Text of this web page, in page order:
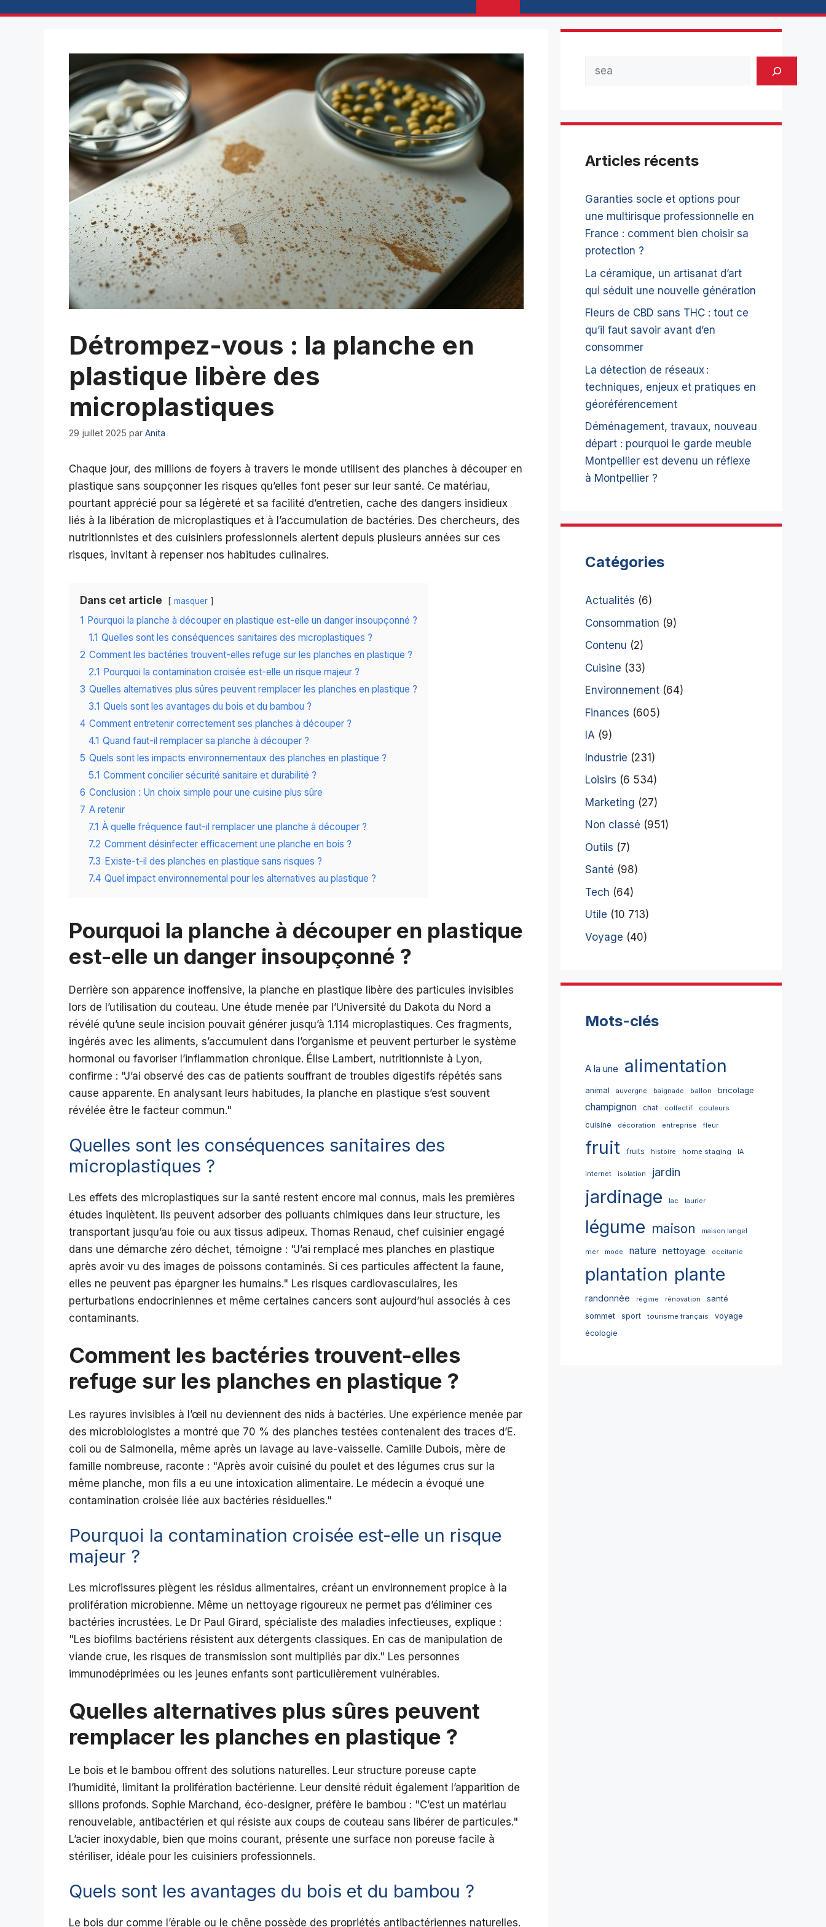
Détrompez-vous : la planche en
plastique libère des
microplastiques
29 juillet 2025 par Anita
Chaque jour, des millions de foyers à travers le monde utilisent des planches à découper en
plastique sans soupçonner les risques qu’elles font peser sur leur santé. Ce matériau,
pourtant apprécié pour sa légèreté et sa facilité d’entretien, cache des dangers insidieux
liés à la libération de microplastiques et à l’accumulation de bactéries. Des chercheurs, des
nutritionnistes et des cuisiniers professionnels alertent depuis plusieurs années sur ces
risques, invitant à repenser nos habitudes culinaires.
Dans cet article masquer
1 Pourquoi la planche à découper en plastique est-elle un danger insoupçonné ?
1.1 Quelles sont les conséquences sanitaires des microplastiques ?
2 Comment les bactéries trouvent-elles refuge sur les planches en plastique ?
2.1 Pourquoi la contamination croisée est-elle un risque majeur ?
3 Quelles alternatives plus sûres peuvent remplacer les planches en plastique ?
3.1 Quels sont les avantages du bois et du bambou ?
4 Comment entretenir correctement ses planches à découper ?
4.1 Quand faut-il remplacer sa planche à découper ?
5 Quels sont les impacts environnementaux des planches en plastique ?
5.1 Comment concilier sécurité sanitaire et durabilité ?
6 Conclusion : Un choix simple pour une cuisine plus sûre
7 A retenir
7.1 À quelle fréquence faut-il remplacer une planche à découper ?
7.2 Comment désinfecter efficacement une planche en bois ?
7.3 Existe-t-il des planches en plastique sans risques ?
7.4 Quel impact environnemental pour les alternatives au plastique ?
Pourquoi la planche à découper en plastique
est-elle un danger insoupçonné ?
Derrière son apparence inoffensive, la planche en plastique libère des particules invisibles
lors de l’utilisation du couteau. Une étude menée par l’Université du Dakota du Nord a
révélé qu’une seule incision pouvait générer jusqu’à 1.114 microplastiques. Ces fragments,
ingérés avec les aliments, s’accumulent dans l’organisme et peuvent perturber le système
hormonal ou favoriser l’inflammation chronique. Élise Lambert, nutritionniste à Lyon,
confirme : J’ai observé des cas de patients souffrant de troubles digestifs répétés sans
cause apparente. En analysant leurs habitudes, la planche en plastique s’est souvent
révélée être le facteur commun.
Quelles sont les conséquences sanitaires des
microplastiques ?
Les effets des microplastiques sur la santé restent encore mal connus, mais les premières
études inquiètent. Ils peuvent adsorber des polluants chimiques dans leur structure, les
transportant jusqu’au foie ou aux tissus adipeux. Thomas Renaud, chef cuisinier engagé
dans une démarche zéro déchet, témoigne : J’ai remplacé mes planches en plastique
après avoir vu des images de poissons contaminés. Si ces particules affectent la faune,
elles ne peuvent pas épargner les humains.
Les risques cardiovasculaires, les
perturbations endocriniennes et même certaines cancers sont aujourd’hui associés à ces
contaminants.
Comment les bactéries trouvent-elles
refuge sur les planches en plastique ?
Les rayures invisibles à l’œil nu deviennent des nids à bactéries. Une expérience menée par
des microbiologistes a montré que 70 % des planches testées contenaient des traces d’E.
coli ou de Salmonella, même après un lavage au lave-vaisselle. Camille Dubois, mère de
famille nombreuse, raconte :
Après avoir cuisiné du poulet et des légumes crus sur la
même planche, mon fils a eu une intoxication alimentaire. Le médecin a évoqué une
contamination croisée liée aux bactéries résiduelles.
Pourquoi la contamination croisée est-elle un risque
majeur ?
Les microfissures piègent les résidus alimentaires, créant un environnement propice à la
prolifération microbienne. Même un nettoyage rigoureux ne permet pas d’éliminer ces
bactéries incrustées. Le Dr Paul Girard, spécialiste des maladies infectieuses, explique :
Les biofilms bactériens résistent aux détergents classiques. En cas de manipulation de
viande crue, les risques de transmission sont multipliés par dix.
Les personnes
immunodéprimées ou les jeunes enfants sont particulièrement vulnérables.
Quelles alternatives plus sûres peuvent
remplacer les planches en plastique ?
Le bois et le bambou offrent des solutions naturelles. Leur structure poreuse capte
l’humidité, limitant la prolifération bactérienne. Leur densité réduit également l’apparition de
sillons profonds. Sophie Marchand, éco-designer, préfère le bambou :
C’est un matériau
renouvelable, antibactérien et qui résiste aux coups de couteau sans libérer de particules.
L’acier inoxydable, bien que moins courant, présente une surface non poreuse facile à
stériliser, idéale pour les cuisiniers professionnels.
Quels sont les avantages du bois et du bambou ?
Le bois dur comme l’érable ou le chêne possède des propriétés antibactériennes naturelles.
Articles récents
Garanties socle et options pour
une multirisque professionnelle en
France : comment bien choisir sa
protection ?
La céramique, un artisanat d’art
qui séduit une nouvelle génération
Fleurs de CBD sans THC : tout ce
qu’il faut savoir avant d’en
consommer
La détection de réseaux :
techniques, enjeux et pratiques en
géoréférencement
Déménagement, travaux, nouveau
départ : pourquoi le garde meuble
Montpellier est devenu un réflexe
à Montpellier ?
Catégories
Actualités (6)
Consommation (9)
Contenu (2)
Cuisine (33)
Environnement (64)
Finances (605)
IA (9)
Industrie (231)
Loisirs (6 534)
Marketing (27)
Non classé (951)
Outils (7)
Santé (98)
Tech (64)
Utile (10 713)
Voyage (40)
Mots-clés
A la une alimentation
animal auvergne baignade ballon bricolage
champignon chat collectif couleurs
cuisine décoration entreprise fleur
fruit fruits histoire home staging IA
internet isolation jardin
jardinage lac laurier
légume maison maison langel
mer mode nature nettoyage occitanie
plantation plante
randonnée régime rénovation
santé
sommet
sport tourisme français
voyage
écologie